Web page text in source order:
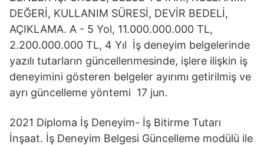
DEĞERİ, KULLANIM SÜRESİ, DEVİR BEDELİ,
AÇIKLAMA. A - 5 Yol, 11.000.000.000 TL,
2.200.000.000 TL, 4 Yıl İş deneyim belgelerinde
yazılı tutarların güncellenmesinde, işlere ilişkin iş
deneyimini gösteren belgeler ayırımı getirilmiş ve
ayrı güncelleme yöntemi 17 jun.
2021 Diploma İş Deneyim- İş Bitirme Tutarı
İnşaat. İş Deneyim Belgesi Güncelleme modülü ile